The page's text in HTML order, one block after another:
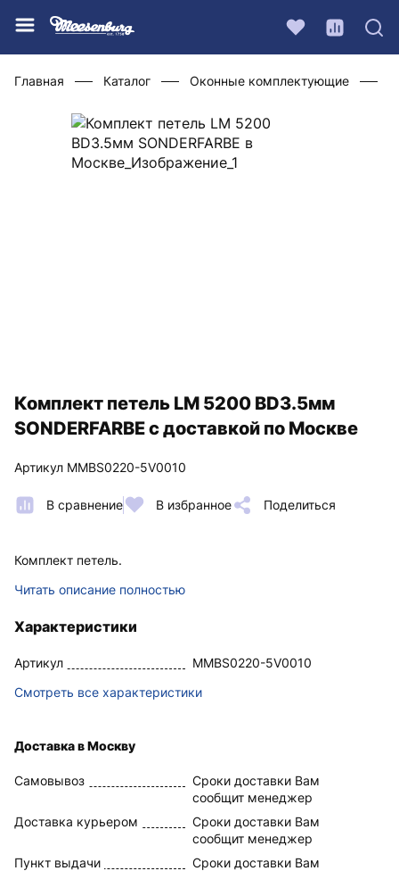
Главная Каталог Оконные комплектующие
Комплект петель LM 5200 BD3.5мм
SONDERFARBE с доставкой по Москве
Артикул MMBS0220-5V0010
В сравнение В избранное Поделиться
Комплект петель.
Читать описание полностью
Характеристики
Артикул
MMBS0220-5V0010
Смотреть все характеристики
Доставка в Москву
Самовывоз
Сроки доставки Вам
сообщит менеджер
Доставка курьером
Сроки доставки Вам
сообщит менеджер
Пункт выдачи
Сроки доставки Вам